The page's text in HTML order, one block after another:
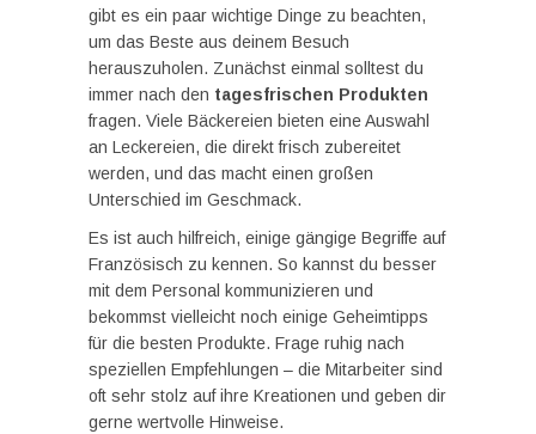
gibt es ein paar wichtige Dinge zu beachten,
um das Beste aus deinem Besuch
herauszuholen. Zunächst einmal solltest du
immer nach den tagesfrischen Produkten
fragen. Viele Bäckereien bieten eine Auswahl
an Leckereien, die direkt frisch zubereitet
werden, und das macht einen großen
Unterschied im Geschmack.
Es ist auch hilfreich, einige gängige Begriffe auf
Französisch zu kennen. So kannst du besser
mit dem Personal kommunizieren und
bekommst vielleicht noch einige Geheimtipps
für die besten Produkte. Frage ruhig nach
speziellen Empfehlungen – die Mitarbeiter sind
oft sehr stolz auf ihre Kreationen und geben dir
gerne wertvolle Hinweise.